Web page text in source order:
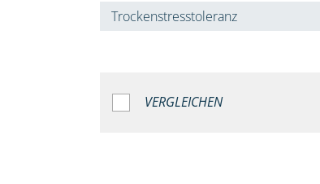
Trockenstresstoleranz
VERGLEICHEN